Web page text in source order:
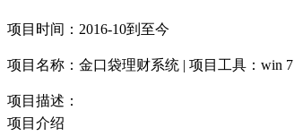
项目时间：2016-10到至今
项目名称：金口袋理财系统 | 项目工具：win 7
项目描述：
项目介绍